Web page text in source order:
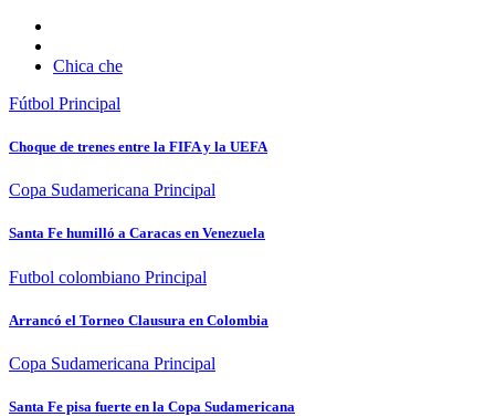
Chica che
Fútbol Principal
Choque de trenes entre la FIFA y la UEFA
Copa Sudamericana Principal
Santa Fe humilló a Caracas en Venezuela
Futbol colombiano Principal
Arrancó el Torneo Clausura en Colombia
Copa Sudamericana Principal
Santa Fe pisa fuerte en la Copa Sudamericana